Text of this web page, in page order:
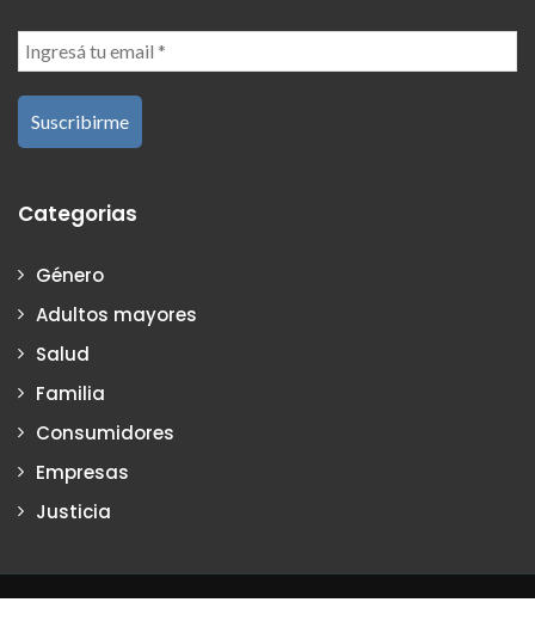
Categorias
Género
Adultos mayores
Salud
Familia
Consumidores
Empresas
Justicia